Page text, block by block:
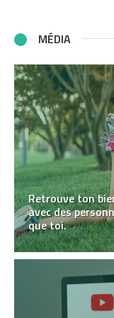
MÉDIA
Retrouve ton
avec des
que toi.